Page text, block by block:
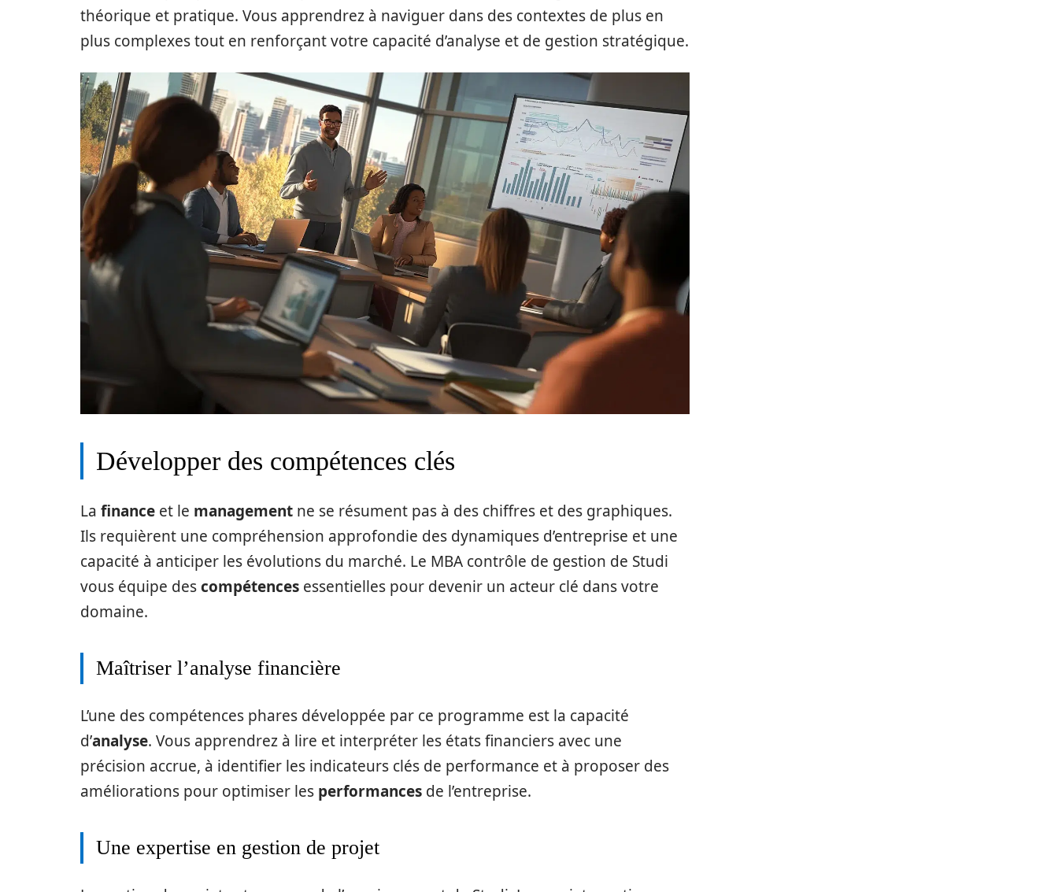
théorique et pratique. Vous apprendrez à naviguer dans des contextes de plus en
plus complexes tout en renforçant votre capacité d’analyse et de gestion stratégique.
Développer des compétences clés
La finance et le management ne se résument pas à des chiffres et des graphiques.
Ils requièrent une compréhension approfondie des dynamiques d’entreprise et une
capacité à anticiper les évolutions du marché. Le MBA contrôle de gestion de Studi
vous équipe descompétences essentielles pour devenir un acteur clé dans votre
domaine.
Maîtriser l’analyse financière
L’une des compétences phares développée par ce programme est la capacité
d’analyse. Vous apprendrez à lire et interpréter les états financiers avec une
précision accrue, à identifier les indicateurs clés de performance et à proposer des
améliorations pour optimiser les performances de l’entreprise.
Une expertise en gestion de projet